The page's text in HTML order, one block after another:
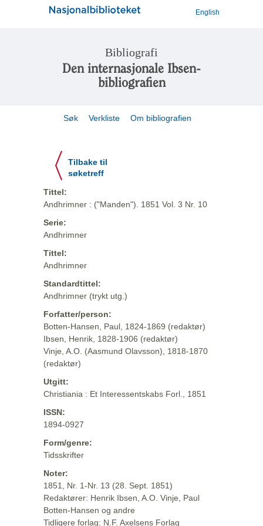
English
Bibliografi
Den internasjonale Ibsen-
bibliografien
Søk Verkliste Om bibliografien
Tilbake til
søketreff
Tittel:
Andhrimner : ("Manden"). 1851 Vol. 3 Nr. 10
Serie:
Andhrimner
Tittel:
Andhrimner
Standardtittel:
Andhrimner (trykt utg.)
Forfatter/person:
Botten-Hansen, Paul, 1824-1869 (redaktør)
Ibsen, Henrik, 1828-1906 (redaktør)
Vinje, A.O. (Aasmund Olavsson), 1818-1870
(redaktør)
Utgitt:
Christiania : Et Interessentskabs Forl., 1851
ISSN:
1894-0927
Form/genre:
Tidsskrifter
Noter:
1851, Nr. 1-Nr. 13 (28. Sept. 1851)
Redaktører: Henrik Ibsen, A.O. Vinje, Paul
Botten-Hansen og andre
Tidligere forlag: N.F. Axelsens Forlag